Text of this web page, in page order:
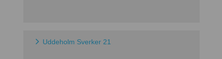
Uddeholm Sverker 21